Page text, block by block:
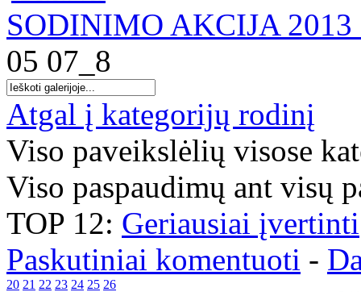
SODINIMO AKCIJA 2013
05 07_8
Atgal į kategorijų rodinį
Viso paveikslėlių visose
Viso paspaudimų ant visų
TOP 12: Geriausiai įvertinti
Paskutiniai komentuoti -
20 21 22 23 24 25 26